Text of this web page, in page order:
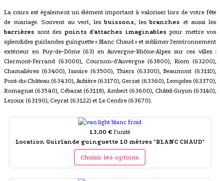
La cours est également un élément important à valoriser lors de votre fête
de mariage. Souvent au vert, lesbuissons , lesbranches et aussi les
barrières sont des points d'attaches imaginables pour mettre vos
splendides guirlandes guinguette « Blanc Chaud » et sublimer l'environnement
extérieur en Puy-de-Dôme (63) en Auvergne-Rhône-Alpes sur ces villes :
Clermont-Ferrand (63000), Cournon-d'Auvergne (63800), Riom (63200),
Chamalières (63400), Issoire (63500), Thiers (63300), Beaumont (63110),
Pont-du-Château (63430), Aubière (63170), Gerzat (63360), Lempdes (63370),
Romagnat (63540), Cébazat (63118), Ambert (63600), Châtel-Guyon (63140),
Lezoux (63190), Ceyrat (63122) et Le Cendre (63670).
13,00 € l'unité
Location Guirlande guinguette 10 mètres "BLANC CHAUD"
Choisir les options